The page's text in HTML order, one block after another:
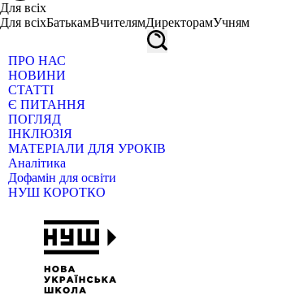
Для всіх
Для всіхБатькамВчителямДиректорамУчням
ПРО НАС
НОВИНИ
СТАТТІ
Є ПИТАННЯ
ПОГЛЯД
ІНКЛЮЗІЯ
МАТЕРІАЛИ ДЛЯ УРОКІВ
Аналітика
Дофамін для освіти
НУШ КОРОТКО